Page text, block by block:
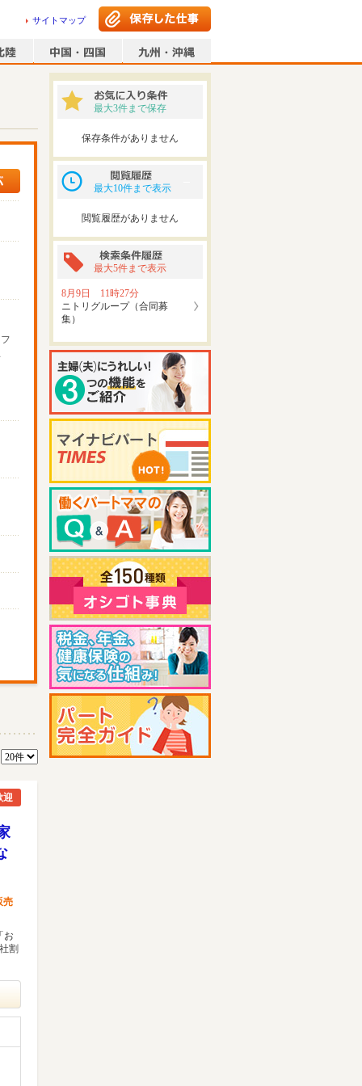
サイトマップ
迎
売
お
割
最大3件まで保存
保存条件がありません
最大10件まで表示
閲覧履歴がありません
最大5件まで表示
8月9日 11時27分
ニトリグループ（合同募
集）